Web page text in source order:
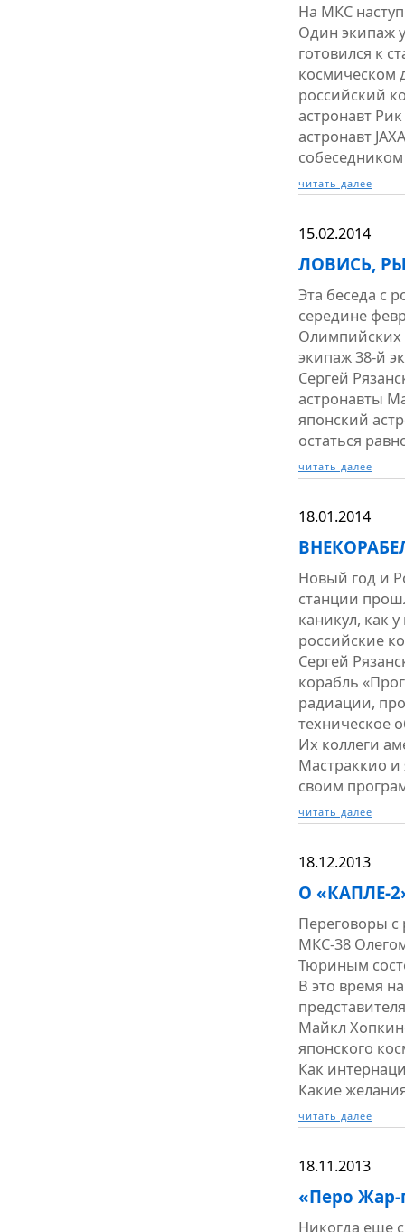
На МКС
Один экипаж
готовился к
космическом
российский
астронавт
астронавт
читать далее
15.02.2014
ЛОВИСЬ,
Эта беседа с
середине
Олимпийских
экипаж 38-й
Сергей
астронавты
японский
остаться
читать далее
18.01.2014
Новый год и
станции
каникул, как
российские
Сергей
корабль
радиации,
техническое
Их коллеги
Мастраккио и
своим
читать далее
18.12.2013
О «КАПЛЕ-
Переговоры
МКС-38
Тюриным
В это время
Майкл
японского
Как
Какие
читать далее
18.11.2013
«Перо Жар-
Никогда еще